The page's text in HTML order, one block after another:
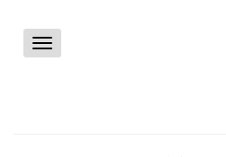
Toggle